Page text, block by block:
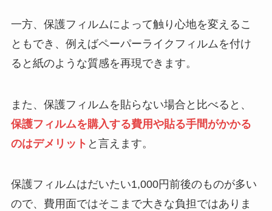
一方、保護フィルムによって触り心地を変えるこ
ともでき、例えばペーパーライクフィルムを付け
ると紙のような質感を再現できます。
また、保護フィルムを貼らない場合と比べると、
保護フィルムを購入する費用や貼る手間がかかる
のはデメリット と言えます。
保護フィルムはだいたい1,000円前後のものが多い
ので、費用面ではそこまで大きな負担ではありま